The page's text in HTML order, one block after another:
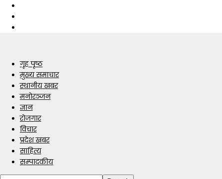
गृह पृष्ठ
मुख्य समाचार
स्थानीय खबर
मनोरञ्जन
ज्ञान
रोजगार
विचार
प्रदेश खबर
साहित्य
सम्पादकीय